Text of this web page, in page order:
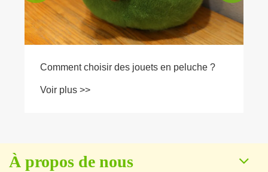
À propos de nous